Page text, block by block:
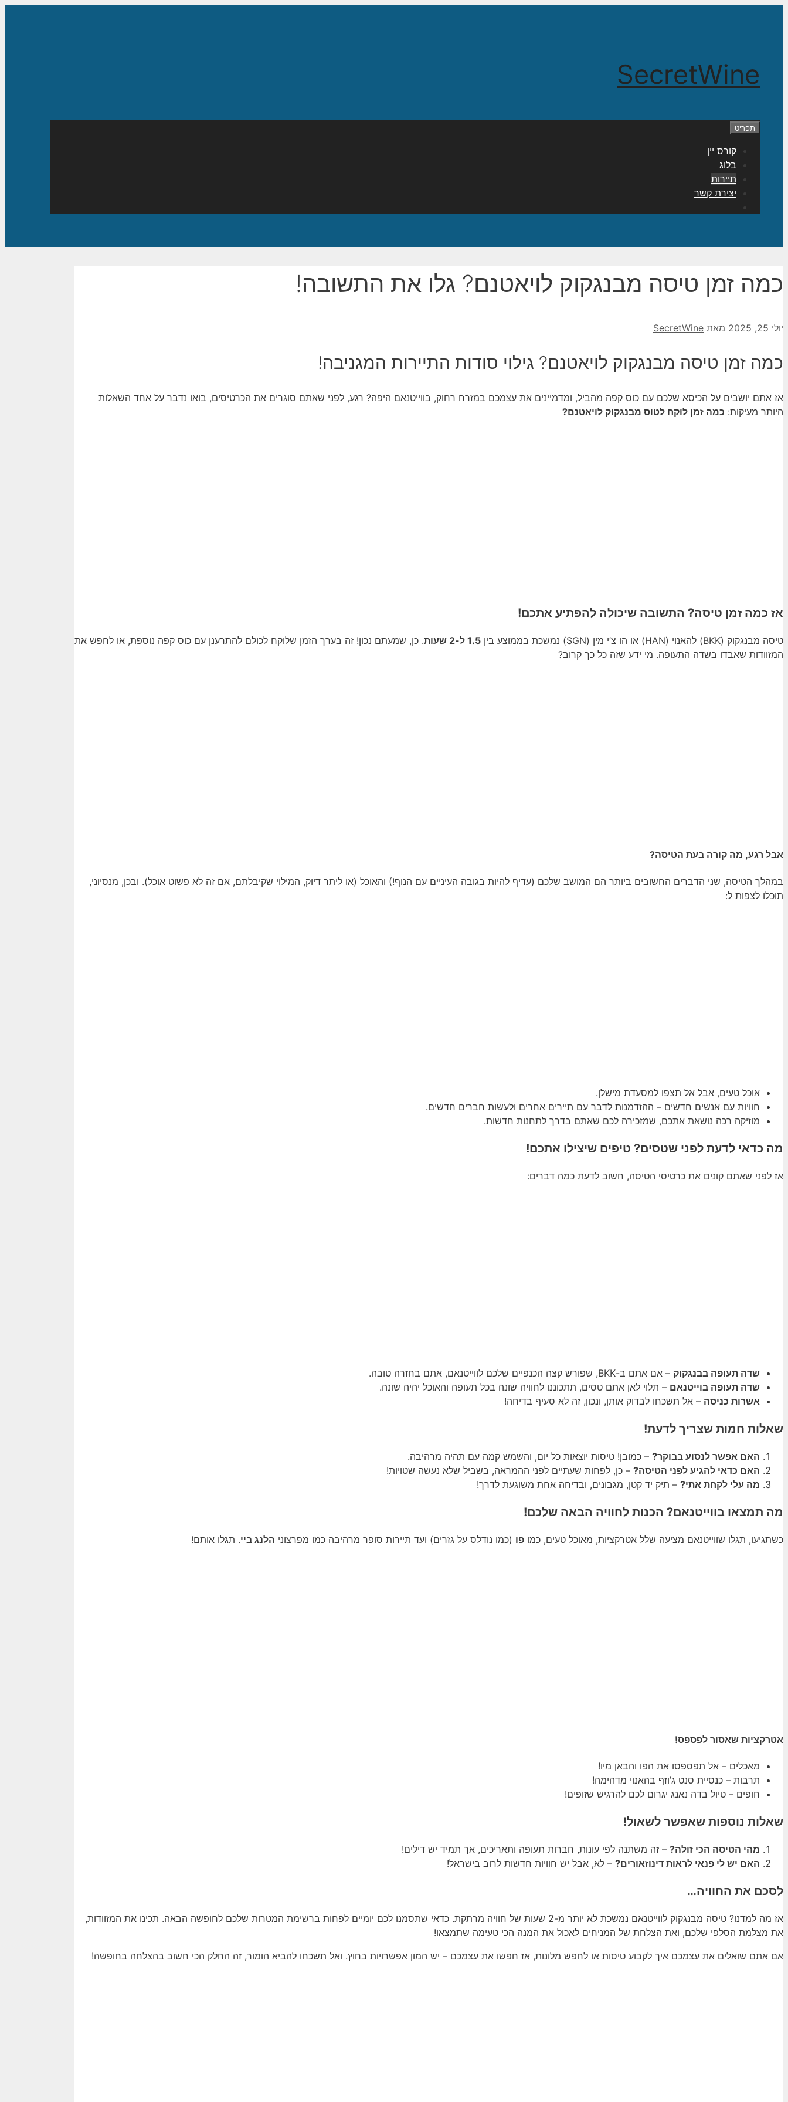
SecretWine
תפריט
קורס יין
בלוג
תיירות
יצירת קשר
כמה זמן טיסה מבנגקוק לויאטנם? גלו את התשובה!
יולי 25, 2025 מאת SecretWine
כמה זמן טיסה מבנגקוק לויאטנם? גילוי סודות התיירות המגניבה!
אז אתם יושבים על הכיסא שלכם עם כוס קפה מהביל, ומדמיינים את עצמכם במזרח רחוק, בווייטנאם היפה? רגע, לפני שאתם סוגרים את הכרטיסים, בואו נדבר על אחד השאלות
היותר מעיקות: כמה זמן לוקח לטוס מבנגקוק לויאטנם?
אז כמה זמן טיסה? התשובה שיכולה להפתיע אתכם!
טיסה מבנגקוק (BKK) להאנוי (HAN) או הו צ’י מין (SGN) נמשכת בממוצע בין 1.5 ל-2 שעות
. כן, שמעתם נכון! זה בערך הזמן שלוקח לכולם להתרענן עם כוס קפה נוספת, או לחפש את
המזוודות שאבדו בשדה התעופה. מי ידע שזה כל כך קרוב?
אבל רגע, מה קורה בעת הטיסה?
במהלך הטיסה, שני הדברים החשובים ביותר הם המושב שלכם (עדיף להיות בגובה העיניים עם הנוף!) והאוכל (או ליתר דיוק, המילוי שקיבלתם, אם זה לא פשוט אוכל). ובכן, מנסיוני,
תוכלו לצפות ל:
אוכל טעים, אבל אל תצפו למסעדת מישלן.
חוויות עם אנשים חדשים – ההזדמנות לדבר עם תיירים אחרים ולעשות חברים חדשים.
מוזיקה רכה נושאת אתכם, שמזכירה לכם שאתם בדרך לתחנות חדשות.
מה כדאי לדעת לפני שטסים? טיפים שיצילו אתכם!
אז לפני שאתם קונים את כרטיסי הטיסה, חשוב לדעת כמה דברים:
שדה תעופה בבנגקוק – אם אתם ב-BKK, שפורש קצה הכנפיים שלכם לווייטנאם, אתם בחזרה טובה.
שדה תעופה בוייטנאם – תלוי לאן אתם טסים, תתכוננו לחוויה שונה בכל תעופה והאוכל יהיה שונה.
אשרות כניסה – אל תשכחו לבדוק אותן, ונכון, זה לא סעיף בדיחה!
שאלות חמות שצריך לדעת!
האם אפשר לנסוע בבוקר? – כמובן! טיסות יוצאות כל יום, והשמש קמה עם תהיה מרהיבה.
האם כדאי להגיע לפני הטיסה? – כן, לפחות שעתיים לפני ההמראה, בשביל שלא נעשה שטויות!
מה עלי לקחת אתי? – תיק יד קטן, מגבונים, ובדיחה אחת משוגעת לדרך!
מה תמצאו בווייטנאם? הכנות לחוויה הבאה שלכם!
כשתגיעו, תגלו שווייטנאם מציעה שלל אטרקציות, מאוכל טעים, כמו פו (כמו נודלס על גזרים) ועד תיירות סופר מרהיבה כמו מפרצוני הלנג ביי. תגלו אותם!
אטרקציות שאסור לפספס!
מאכלים – אל תפספסו את הפו והבאן מיו!
תרבות – כנסיית סנט ג’וזף בהאנוי מדהימה!
חופים – טיול בדה נאנג יגרום לכם להרגיש שזופים!
שאלות נוספות שאפשר לשאול!
מהי הטיסה הכי זולה? – זה משתנה לפי עונות, חברות תעופה ותאריכים, אך תמיד יש דילים!
האם יש לי פנאי לראות דינוזאורים? – לא, אבל יש חוויות חדשות לרוב בישראל!
לסכם את החוויה…
אז מה למדנו? טיסה מבנגקוק לווייטנאם נמשכת לא יותר מ-2 שעות של חוויה מרתקת. כדאי שתסמנו לכם יומיים לפחות ברשימת המטרות שלכם לחופשה הבאה. תכינו את המזוודות,
את מצלמת הסלפי שלכם, ואת הצלחת של המניחים לאכול את המנה הכי טעימה שתמצאו!
אם אתם שואלים את עצמכם איך לקבוע טיסות או לחפש מלונות, אז חפשו את עצמכם – יש המון אפשרויות בחוץ. ואל תשכחו להביא הומור, זה החלק הכי חשוב בהצלחה בחופשה!